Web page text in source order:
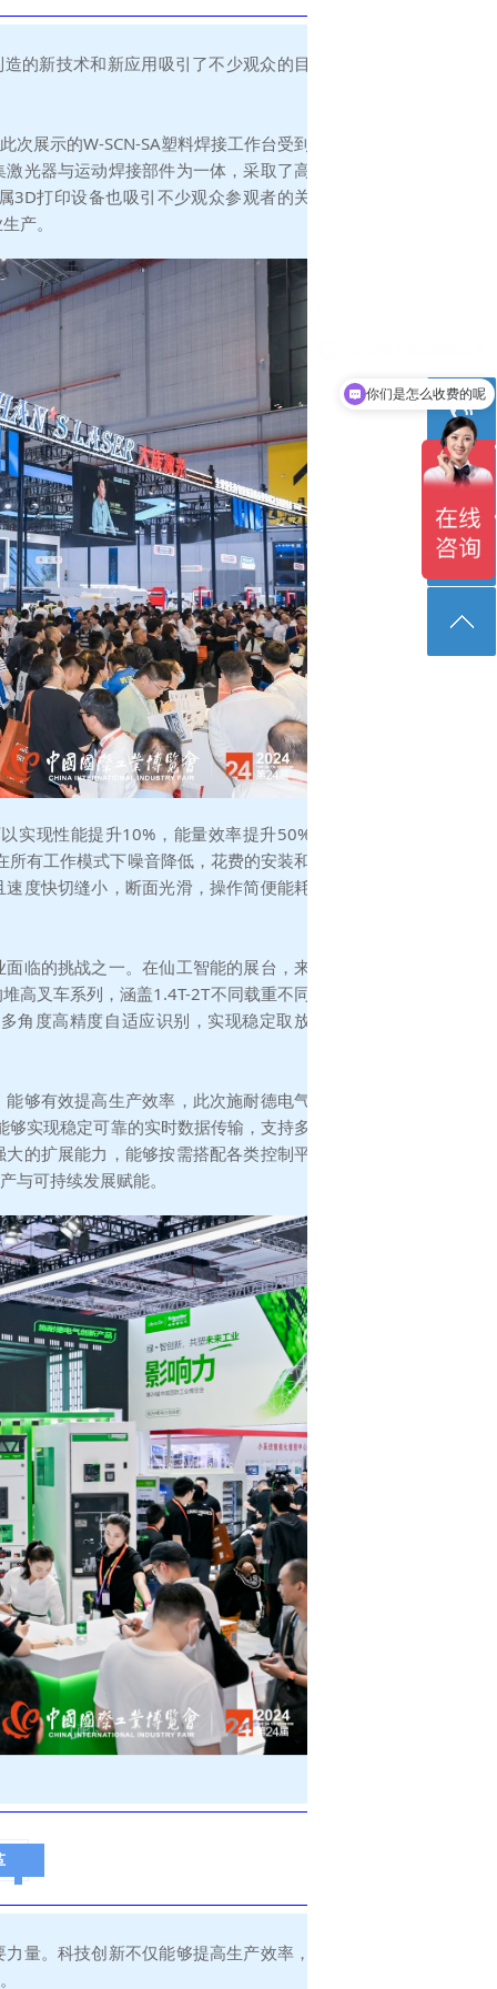
的新技术和新应用吸引了不少观众的目
展示的W-SCN-SA塑料焊接工作台受到
光器与运动焊接部件为一体，采取了高
3D打印设备也吸引不少观众参观者的关
产。
实现性能提升10%，能量效率提升50%
有工作模式下噪音降低，花费的安装和
度快切缝小，断面光滑，操作简便能耗
临的挑战之一。在仙工智能的展台，来
高叉车系列，涵盖1.4T-2T不同载重不同
角度高精度自适应识别，实现稳定取放
够有效提高生产效率，此次施耐德电气
实现稳定可靠的实时数据传输，支持多
的扩展能力，能够按需搭配各类控制平
与可持续发展赋能。
量。科技创新不仅能够提高生产效率，
你们是怎么收费的呢